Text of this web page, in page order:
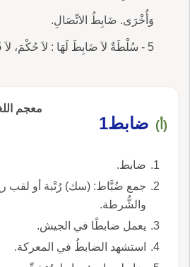
وَأُخْرَى. ضَابِطُ الاتِّصَالِ.
5 - سُلْطَةٌ لاَ ضَابِطَ لَهَا : لاَ حُكْمَ، لاَ قَانُونَ يَح
معجم
(أ) ضابط1
ضابط.
جمع ضُبَّاط: (سك) رُتْبة أو لقب
والشُّرطة.
يعمل ضابطًا في الجيش.
استشهد الضابطُ في المعركة.